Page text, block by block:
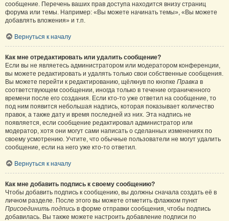
сообщение. Перечень ваших прав доступа находится внизу страниц
форума или темы. Например: «Вы можете начинать темы», «Вы можете
добавлять вложения» и т.п.
Вернуться к началу
Как мне отредактировать или удалить сообщение?
Если вы не являетесь администратором или модератором конференции,
вы можете редактировать и удалять только свои собственные сообщения.
Вы можете перейти к редактированию, щёлкнув по кнопке Правка в
соответствующем сообщении, иногда только в течение ограниченного
времени после его создания. Если кто-то уже ответил на сообщение, то
под ним появится небольшая надпись, которая показывает количество
правок, а также дату и время последней из них. Эта надпись не
появляется, если сообщение редактировал администратор или
модератор, хотя они могут сами написать о сделанных изменениях по
своему усмотрению. Учтите, что обычные пользователи не могут удалить
сообщение, если на него уже кто-то ответил.
Вернуться к началу
Как мне добавить подпись к своему сообщению?
Чтобы добавить подпись к сообщению, вы должны сначала создать её в
личном разделе. После этого вы можете отметить флажком пункт
Присоединить подпись в форме отправки сообщения, чтобы подпись
добавилась. Вы также можете настроить добавление подписи по